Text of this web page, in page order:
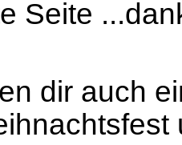
Seite
dir auch